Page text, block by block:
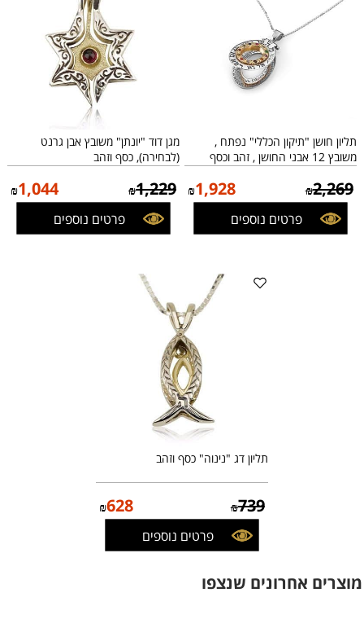
תליון חושן "תיקון הכללי" נפתח ,
משובץ 12 אבני החושן , זהב וכסף
₪2,269
₪1,928
פרטים נוספים
מגן דוד "יונתן" משובץ אבן גרנט
(לבחירה), כסף וזהב
₪1,229
₪1,044
פרטים נוספים
תליון דג "נינוה" כסף וזהב
₪739
₪628
פרטים נוספים
מוצרים אחרונים שנצפו